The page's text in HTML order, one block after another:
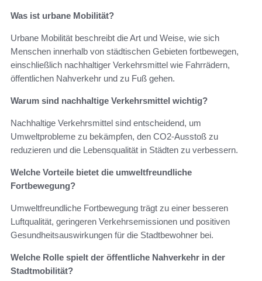
Was ist urbane Mobilität?
Urbane Mobilität beschreibt die Art und Weise, wie sich
Menschen innerhalb von städtischen Gebieten fortbewegen,
einschließlich nachhaltiger Verkehrsmittel wie Fahrrädern,
öffentlichen Nahverkehr und zu Fuß gehen.
Warum sind nachhaltige Verkehrsmittel wichtig?
Nachhaltige Verkehrsmittel sind entscheidend, um
Umweltprobleme zu bekämpfen, den CO2-Ausstoß zu
reduzieren und die Lebensqualität in Städten zu verbessern.
Welche Vorteile bietet die umweltfreundliche
Fortbewegung?
Umweltfreundliche Fortbewegung trägt zu einer besseren
Luftqualität, geringeren Verkehrsemissionen und positiven
Gesundheitsauswirkungen für die Stadtbewohner bei.
Welche Rolle spielt der öffentliche Nahverkehr in der
Stadtmobilität?